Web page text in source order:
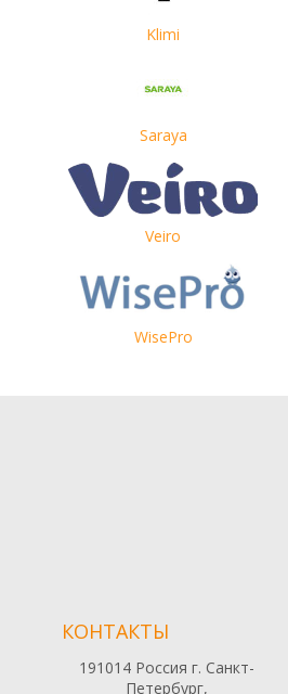
Klimi
Saraya
Veiro
WisePro
КОНТАКТЫ
191014 Россия г. Санкт-
Петербург,